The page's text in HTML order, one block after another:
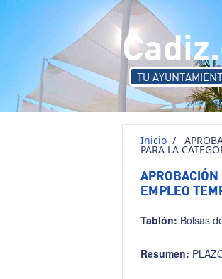
Pasar al contenido principal
TU
Inicio /
PARA LA
APROBACIÓN
EMPLEO
Tablón: Bolsas
Resumen: